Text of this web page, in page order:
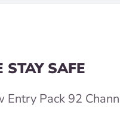
STAY SAFE
Entry Pack 92